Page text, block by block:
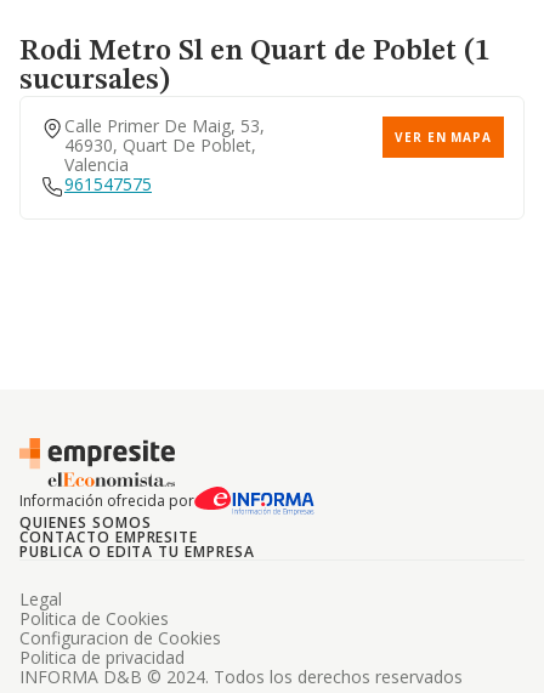
Rodi Metro Sl en Quart de Poblet (1
sucursales)
Calle Primer De Maig, 53,
46930, Quart De Poblet,
Valencia
VER EN MAPA
961547575
Información ofrecida por
QUIENES SOMOS
CONTACTO EMPRESITE
PUBLICA O EDITA TU EMPRESA
INFORMA D&B © 2024. Todos los derechos reservados
Legal
Politica de Cookies
Configuracion de Cookies
Politica de privacidad